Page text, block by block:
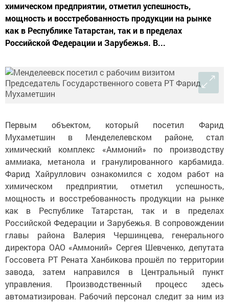
химическом предприятии, отметил успешность,
мощность и восстребованность продукции на рынке
как в Республике Татарстан, так и в пределах
Российской Федерации и Зарубежья. В...
Первым объектом, который посетил Фарид
Мухаметшин в Менделелевском районе, стал
химический комплекс «Аммоний» по производству
аммиака, метанола и гранулированного карбамида.
Фарид Хайруллович ознакомился с ходом работ на
химическом предприятии, отметил успешность,
мощность и восстребованность продукции на рынке
как в Республике Татарстан, так и в пределах
Российской Федерации и Зарубежья. В сопровождении
главы района Валерия Чершинцева, генерального
директора ОАО «Аммоний» Сергея Шевченко, депутата
Госсовета РТ Рената Ханбикова прошёл по территории
завода, затем направился в Центральный пункт
управления. Производственный процесс здесь
автоматизирован. Рабочий персонал следит за ним из